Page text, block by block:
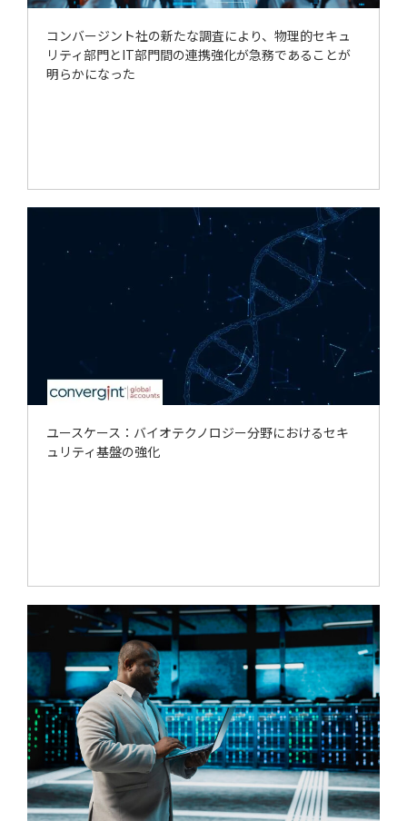
コンバージント社の新たな調査により、物理的セキュ
リティ部門とIT部門間の連携強化が急務であることが
明らかになった
ユースケース：バイオテクノロジー分野におけるセキ
ュリティ基盤の強化